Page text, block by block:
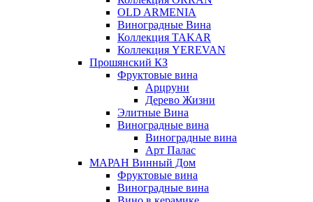
OLD ARMENIA
Виноградные Вина
Коллекция TAKAR
Коллекция YEREVAN
Прошянский КЗ
Фруктовые вина
Арцруни
Дерево Жизни
Элитные Вина
Виноградные вина
Виноградные вина
Арт Палас
МАРАН Винный Дом
Фруктовые вина
Виноградные вина